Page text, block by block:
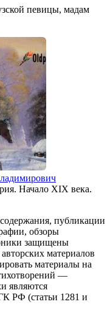
певицы, мадам
Начало XIX века.
публикации
обзоры
защищены
материалов
материалы на
—
являются
РФ (статьи 1281 и